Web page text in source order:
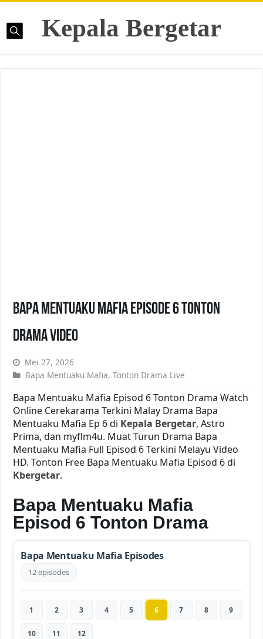
Kepala Bergetar
Bapa Mentuaku Mafia Episode 6 Tonton
Drama Video
Mei 27, 2026
Bapa Mentuaku Mafia,Tonton Drama Live
Bapa Mentuaku Mafia Episod 6 Tonton Drama Watch
Online Cerekarama Terkini Malay Drama Bapa
Mentuaku Mafia Ep 6 di Kepala Bergetar, Astro
Prima, dan myflm4u. Muat Turun Drama Bapa
Mentuaku Mafia Full Episod 6 Terkini Melayu Video
HD. Tonton Free Bapa Mentuaku Mafia Episod 6 di
Kbergetar.
Bapa Mentuaku Mafia
Episod 6 Tonton Drama
Bapa Mentuaku Mafia Episodes
12 episodes
1 2 3 4 5 6 7 8 9
10 11 12